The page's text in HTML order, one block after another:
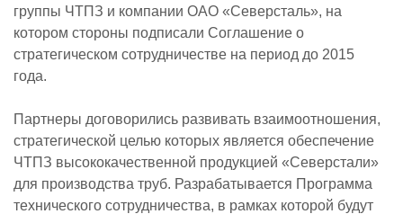
группы ЧТПЗ и компании ОАО «Северсталь», на
котором стороны подписали Соглашение о
стратегическом сотрудничестве на период до 2015
года.
Партнеры договорились развивать взаимоотношения,
стратегической целью которых является обеспечение
ЧТПЗ высококачественной продукцией «Северстали»
для производства труб. Разрабатывается Программа
технического сотрудничества, в рамках которой будут